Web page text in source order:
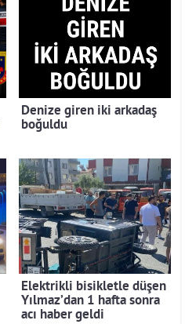
Denize giren iki arkadaş
boğuldu
Elektrikli bisikletle düşen
Yılmaz’dan 1 hafta sonra
acı haber geldi